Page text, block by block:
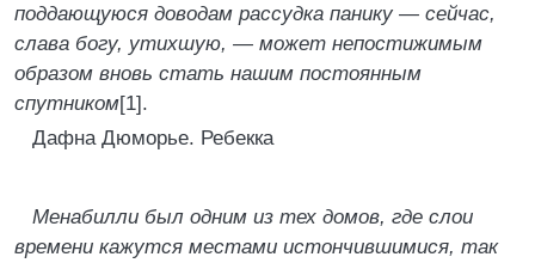
поддающуюся доводам рассудка панику — сейчас,
слава богу, утихшую, — может непостижимым
образом вновь стать нашим постоянным
спутником[1].
Дафна Дюморье. Ребекка
Менабилли был одним из тех домов, где слои
времени кажутся местами истончившимися, так